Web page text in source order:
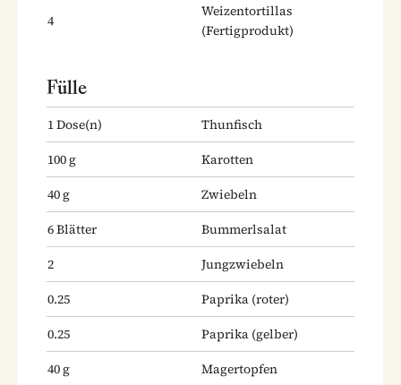
4
Weizentortillas
(Fertigprodukt)
Fülle
1Dose(n)
Thunfisch
100g
Karotten
40g
Zwiebeln
6Blätter
Bummerlsalat
2
Jungzwiebeln
0.25
Paprika (roter)
0.25
Paprika (gelber)
40g
Magertopfen